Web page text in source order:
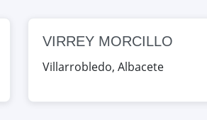
VIRREY MORCILLO
Villarrobledo, Albacete